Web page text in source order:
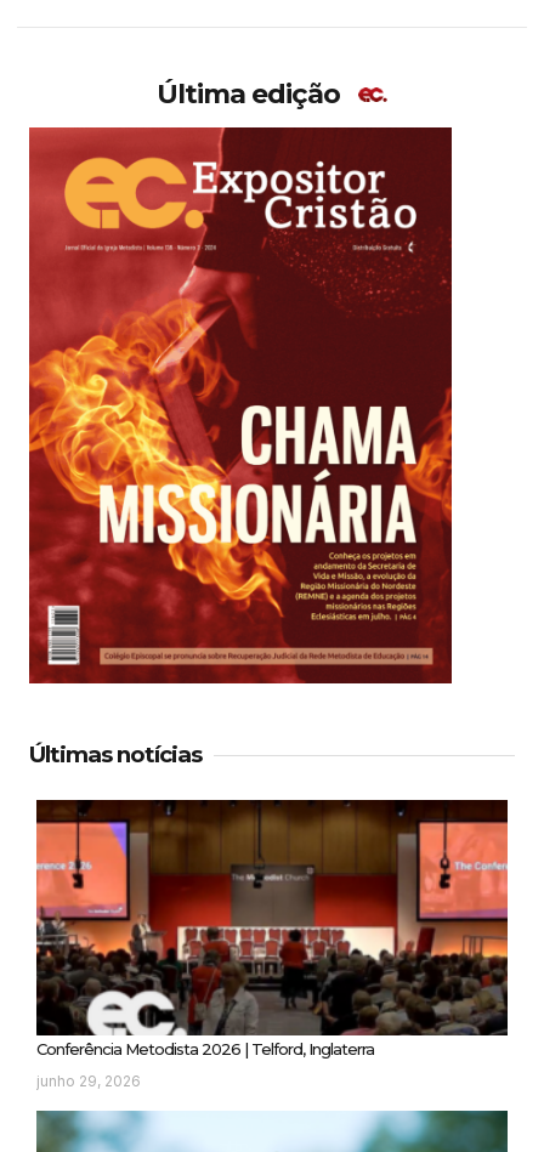
Última edição
Últimas notícias
Conferência Metodista 2026 | Telford, Inglaterra
junho 29, 2026